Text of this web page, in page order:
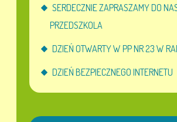
SERDECZNIE ZAPRASZAMY DO
PRZEDSZKOLA
DZIEŃ OTWARTY W PP NR 23 W
DZIEŃ BEZPIECZNEGO INTERNETU